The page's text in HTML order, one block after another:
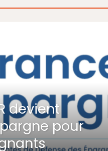
devient
pour